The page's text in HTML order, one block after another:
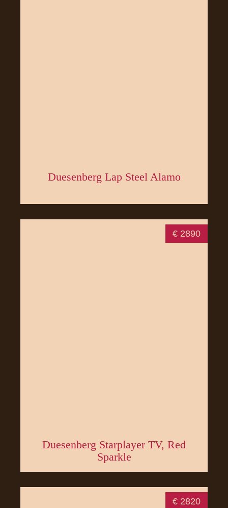
Duesenberg Lap Steel Alamo
€ 2890
Duesenberg Starplayer TV, Red
Sparkle
€ 2820